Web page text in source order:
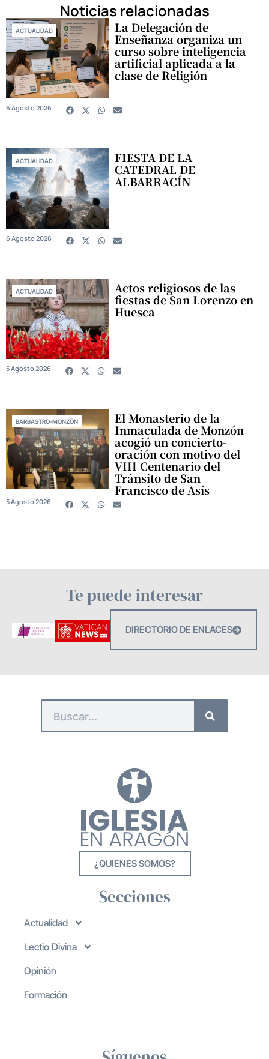
Noticias relacionadas
ACTUALIDAD La Delegación de
Enseñanza organiza un
curso sobre inteligencia
artificial aplicada a la
clase de Religión
6 Agosto 2026
ACTUALIDAD FIESTA DE LA
CATEDRAL DE
ALBARRACÍN
6 Agosto 2026
ACTUALIDAD Actos religiosos de las
fiestas de San Lorenzo en
Huesca
5 Agosto 2026
BARBASTRO-MONZÓN El Monasterio de la
Inmaculada de Monzón
acogió un concierto-
oración con motivo del
VIII Centenario del
Tránsito de San
Francisco de Asís
5 Agosto 2026
Te puede interesar
DIRECTORIO DE ENLACES
¿QUIENES SOMOS?
Secciones
Actualidad
Lectio Divina
Opinión
Formación